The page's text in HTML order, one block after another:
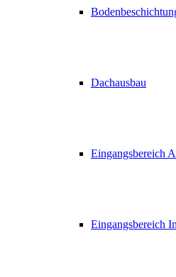
Dachausbau
Eingangsbereich
Eingangsbereich